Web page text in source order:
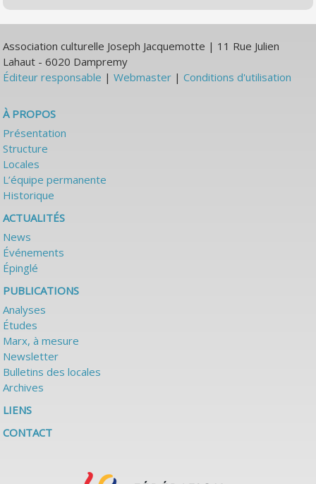
Association culturelle Joseph Jacquemotte | 11 Rue Julien
Lahaut - 6020 Dampremy
Éditeur responsable |Webmaster |Conditions d'utilisation
À PROPOS
Présentation
Structure
Locales
L’équipe permanente
Historique
ACTUALITÉS
News
Événements
Épinglé
PUBLICATIONS
Analyses
Études
Marx, à mesure
Newsletter
Bulletins des locales
Archives
LIENS
CONTACT